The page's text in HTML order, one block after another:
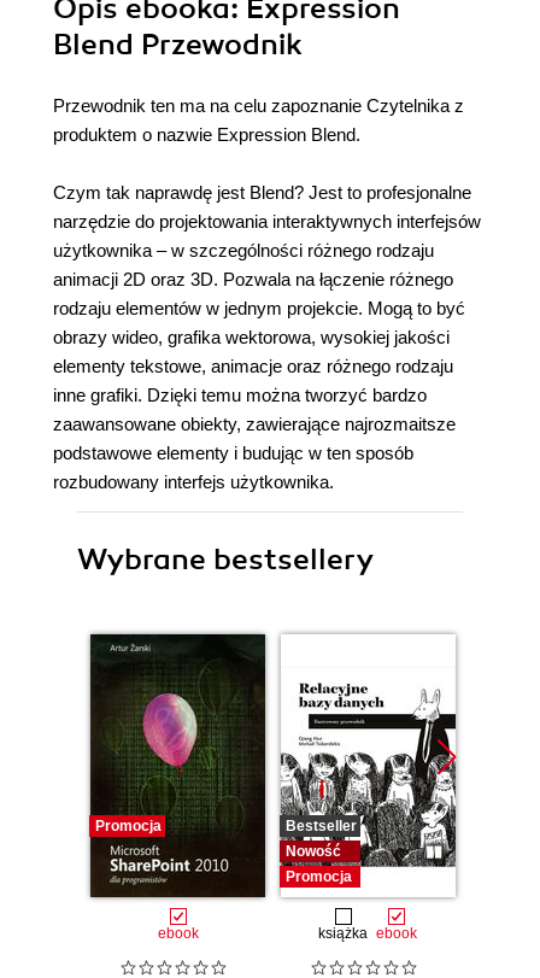
Opis ebooka: Expression
Blend Przewodnik
Przewodnik ten ma na celu zapoznanie Czytelnika z
produktem o nazwie Expression Blend.
Czym tak naprawdę jest Blend? Jest to profesjonalne
narzędzie do projektowania interaktywnych interfejsów
użytkownika – w szczególności różnego rodzaju
animacji 2D oraz 3D. Pozwala na łączenie różnego
rodzaju elementów w jednym projekcie. Mogą to być
obrazy wideo, grafika wektorowa, wysokiej jakości
elementy tekstowe, animacje oraz różnego rodzaju
inne grafiki. Dzięki temu można tworzyć bardzo
zaawansowane obiekty, zawierające najrozmaitsze
podstawowe elementy i budując w ten sposób
rozbudowany interfejs użytkownika.
Wybrane bestsellery
Promocja
ebook
Bestseller
Nowość
Promocja
książka ebook